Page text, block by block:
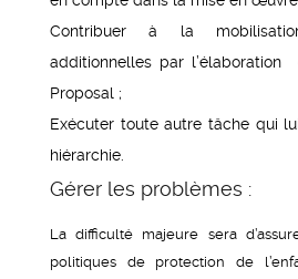
Contribuer à la
additionnelles par
Proposal ;
Exécuter toute autre tâche qui
hiérarchie.
Gérer les problèmes :
La difficulté majeure sera
politiques de protection de